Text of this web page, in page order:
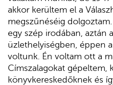
akkor kerültem el a
megszűnéséig
egy szép irodában, aztán
üzlethelyiségben, éppen
voltunk. Én voltam ott a
Címszalagokat gépeltem,
könyvkereskedőknek és